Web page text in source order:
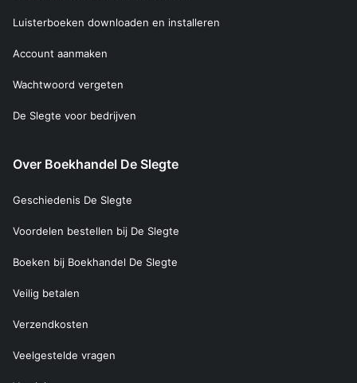
Luisterboeken downloaden en installeren
Account aanmaken
Wachtwoord vergeten
De Slegte voor bedrijven
Over Boekhandel De Slegte
Geschiedenis De Slegte
Voordelen bestellen bij De Slegte
Boeken bij Boekhandel De Slegte
Veilig betalen
Verzendkosten
Veelgestelde vragen